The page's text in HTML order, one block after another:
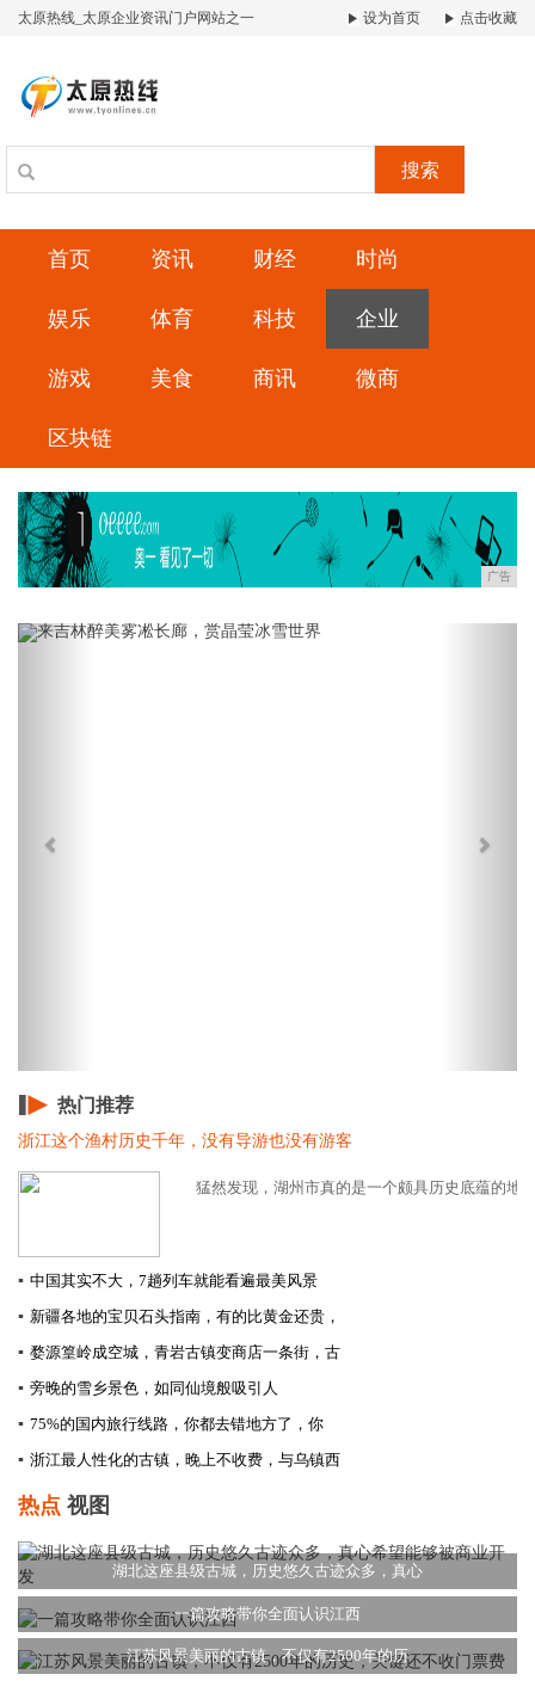
太原热线_太原企业资讯门户网站之一 设为首页 点击收藏
搜索
首页 资讯 财经 时尚
娱乐 体育 科技 企业
游戏 美食 商讯 微商
区块链
广告
Previous
热门推荐
浙江这个渔村历史千年，没有导游也没有游客
猛然发现，湖州市真的是一个颇具历史底蕴的地
▪ 中国其实不大，7趟列车就能看遍最美风景
▪ 新疆各地的宝贝石头指南，有的比黄金还贵，
▪ 婺源篁岭成空城，青岩古镇变商店一条街，古
▪ 旁晚的雪乡景色，如同仙境般吸引人
▪ 75%的国内旅行线路，你都去错地方了，你
▪ 浙江最人性化的古镇，晚上不收费，与乌镇西
热点 视图
湖北这座县级古城，历史悠久古迹众多，真心
一篇攻略带你全面认识江西
江苏风景美丽的古镇，不仅有2500年的历